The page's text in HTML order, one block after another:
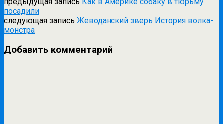
предыдущая запись Как в Америке собаку в тюрьму
посадили
следующая запись Жеводанский зверь История волка-
монстра
Добавить комментарий